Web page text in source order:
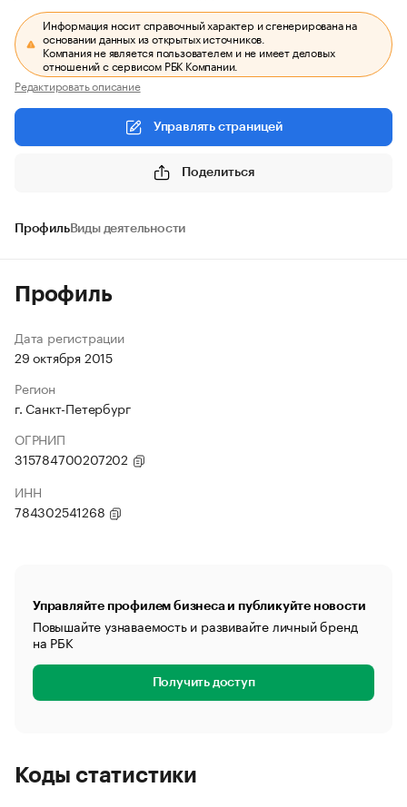
Информация носит справочный характер и сгенерирована на
основании данных из открытых источников.
Компания не является пользователем и не имеет деловых
отношений с сервисом РБК Компании.
Редактировать описание
Управлять страницей
Поделиться
ПрофильВиды деятельности
Профиль
Дата регистрации
29 октября 2015
Регион
г. Санкт-Петербург
ОГРНИП
315784700207202
ИНН
784302541268
Управляйте профилем бизнеса и публикуйте новости
Повышайте узнаваемость и развивайте личный бренд
на РБК
Получить доступ
Коды статистики